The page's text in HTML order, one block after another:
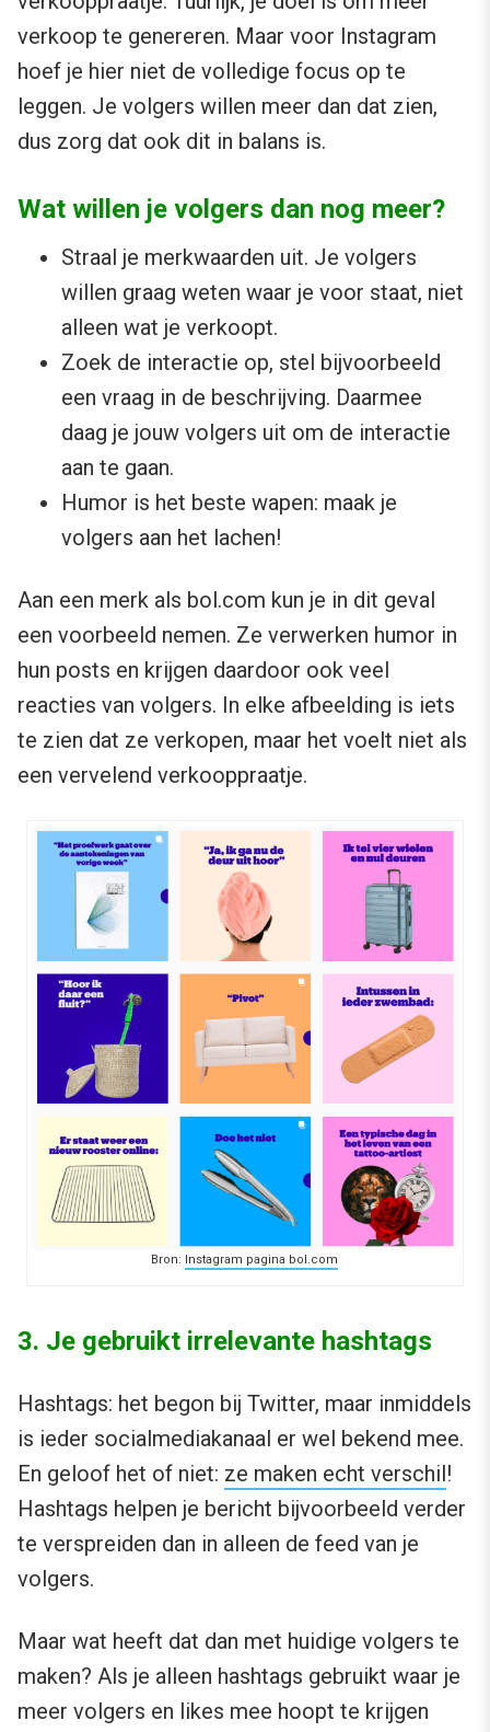
verkoop te genereren. Maar voor Instagram
hoef je hier niet de volledige focus op te
leggen. Je volgers willen meer dan dat zien,
dus zorg dat ook dit in balans is.
Wat willen je volgers dan nog meer?
Straal je merkwaarden uit. Je volgers
willen graag weten waar je voor staat, niet
alleen wat je verkoopt.
Zoek de interactie op, stel bijvoorbeeld
een vraag in de beschrijving. Daarmee
daag je jouw volgers uit om de interactie
aan te gaan.
Humor is het beste wapen: maak je
volgers aan het lachen!
Aan een merk als bol.com kun je in dit geval
een voorbeeld nemen. Ze verwerken humor in
hun posts en krijgen daardoor ook veel
reacties van volgers. In elke afbeelding is iets
te zien dat ze verkopen, maar het voelt niet als
een vervelend verkooppraatje.
Bron: Instagram pagina bol.com
3. Je gebruikt irrelevante hashtags
Hashtags: het begon bij Twitter, maar inmiddels
is ieder socialmediakanaal er wel bekend mee.
En geloof het of niet: ze maken echt verschil !
Hashtags helpen je bericht bijvoorbeeld verder
te verspreiden dan in alleen de feed van je
volgers.
Maar wat heeft dat dan met huidige volgers te
maken? Als je alleen hashtags gebruikt waar je
meer volgers en likes mee hoopt te krijgen